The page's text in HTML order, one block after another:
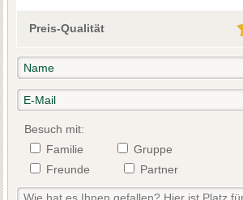
Preis-Qualität
Besuch mit:
Familie
Gruppe
Freunde
Partner